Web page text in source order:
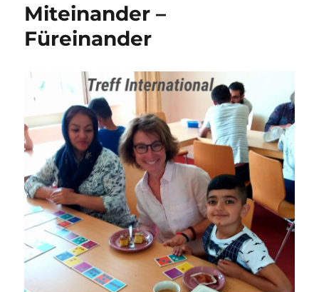
Miteinander –
Füreinander